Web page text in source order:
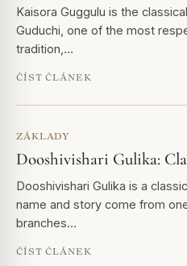
Kaisora Guggulu is the
Guduchi, one of the most
tradition,…
ČÍST ČLÁNEK
ZÁKLADY
Dooshivishari Gulika:
Dooshivishari Gulika is a
name and story come from
branches…
ČÍST ČLÁNEK